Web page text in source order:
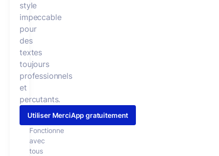
style
impeccable
pour
des
textes
toujours
professionnels
et
percutants.
Utiliser MerciApp gratuitement
Fonctionne
avec
tous